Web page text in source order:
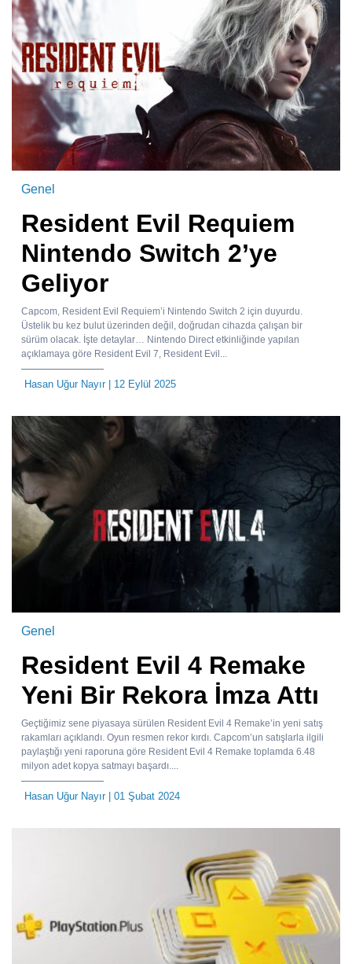
Genel
Resident Evil Requiem
Nintendo Switch 2’ye
Geliyor
Capcom, Resident Evil Requiem’i Nintendo Switch 2 için duyurdu.
Üstelik bu kez bulut üzerinden değil, doğrudan cihazda çalışan bir
sürüm olacak. İşte detaylar… Nintendo Direct etkinliğinde yapılan
açıklamaya göre Resident Evil 7, Resident Evil...
Hasan Uğur Nayır| 12 Eylül 2025
Genel
Resident Evil 4 Remake
Yeni Bir Rekora İmza Attı
Geçtiğimiz sene piyasaya sürülen Resident Evil 4 Remake’in yeni satış
rakamları açıklandı. Oyun resmen rekor kırdı. Capcom’un satışlarla ilgili
paylaştığı yeni raporuna göre Resident Evil 4 Remake toplamda 6.48
milyon adet kopya satmayı başardı....
Hasan Uğur Nayır| 01 Şubat 2024